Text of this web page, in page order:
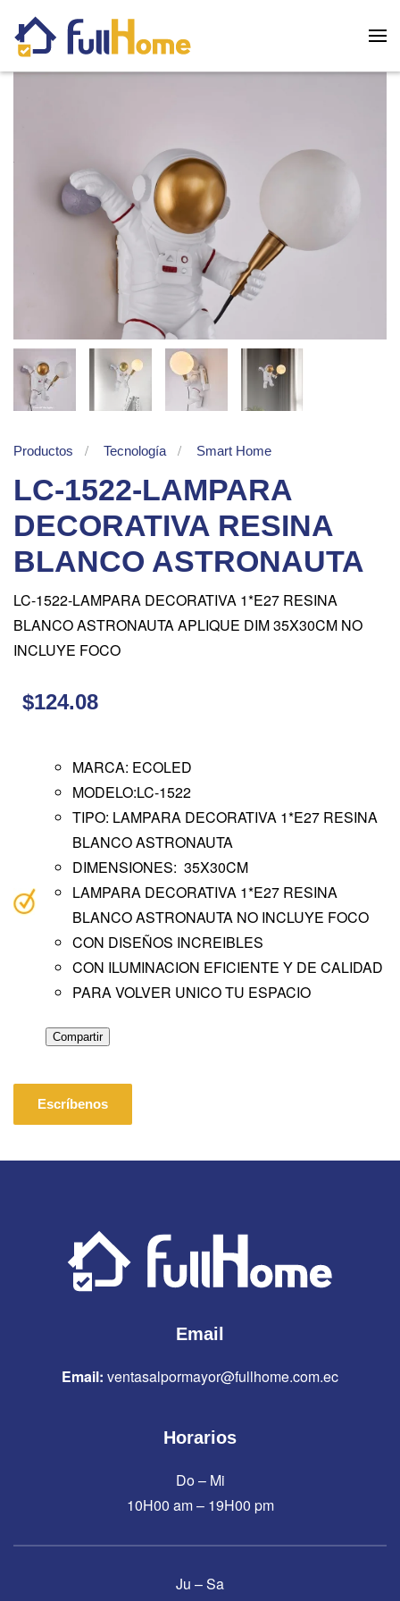
Skip to main content
Productos Tecnología Smart Home
LC-1522-LAMPARA
DECORATIVA RESINA
BLANCO ASTRONAUTA
LC-1522-LAMPARA DECORATIVA 1*E27 RESINA
BLANCO ASTRONAUTA APLIQUE DIM 35X30CM NO
INCLUYE FOCO
$124.08
MARCA: ECOLED
MODELO:LC-1522
TIPO: LAMPARA DECORATIVA 1*E27 RESINA
BLANCO ASTRONAUTA
DIMENSIONES: 35X30CM
LAMPARA DECORATIVA 1*E27 RESINA
BLANCO ASTRONAUTA NO INCLUYE FOCO
CON DISEÑOS INCREIBLES
CON ILUMINACION EFICIENTE Y DE CALIDAD
PARA VOLVER UNICO TU ESPACIO
Compartir
Escríbenos
Email
Email: ventasalpormayor@fullhome.com.ec
Horarios
Do – Mi
10H00 am – 19H00 pm
Ju – Sa